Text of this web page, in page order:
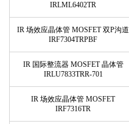
IRLML6402TR
IR 场效应晶体管 MOSFET 双P沟道
IRF7304TRPBF
IR 国际整流器 MOSFET 晶体管
IRLU7833TRR-701
IR 场效应晶体管 MOSFET
IRF7316TR